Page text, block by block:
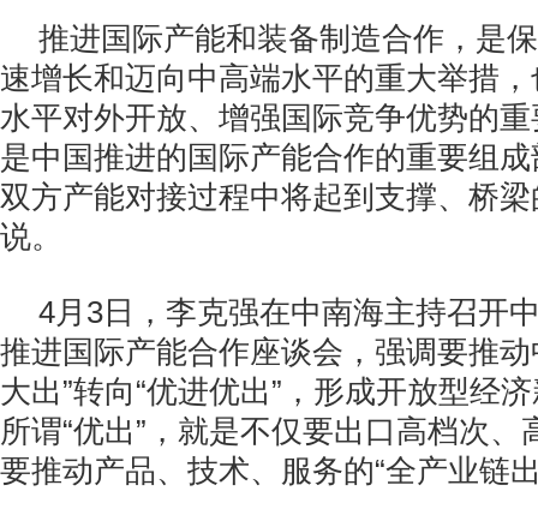
推进国际产能和装备制造合作，是
速增长和迈向中高端水平的重大举措
水平对外开放、增强国际竞争优势的
是中国推进的国际产能合作的重要组
双方产能对接过程中将起到支撑、桥
说。
4月3日，李克强在中南海主持召开
推进国际产能合作座谈会，强调要推
大出”转向“优进优出”，形成开放型经
所谓“优出”，就是不仅要出口高档次
要推动产品、技术、服务的“全产业链